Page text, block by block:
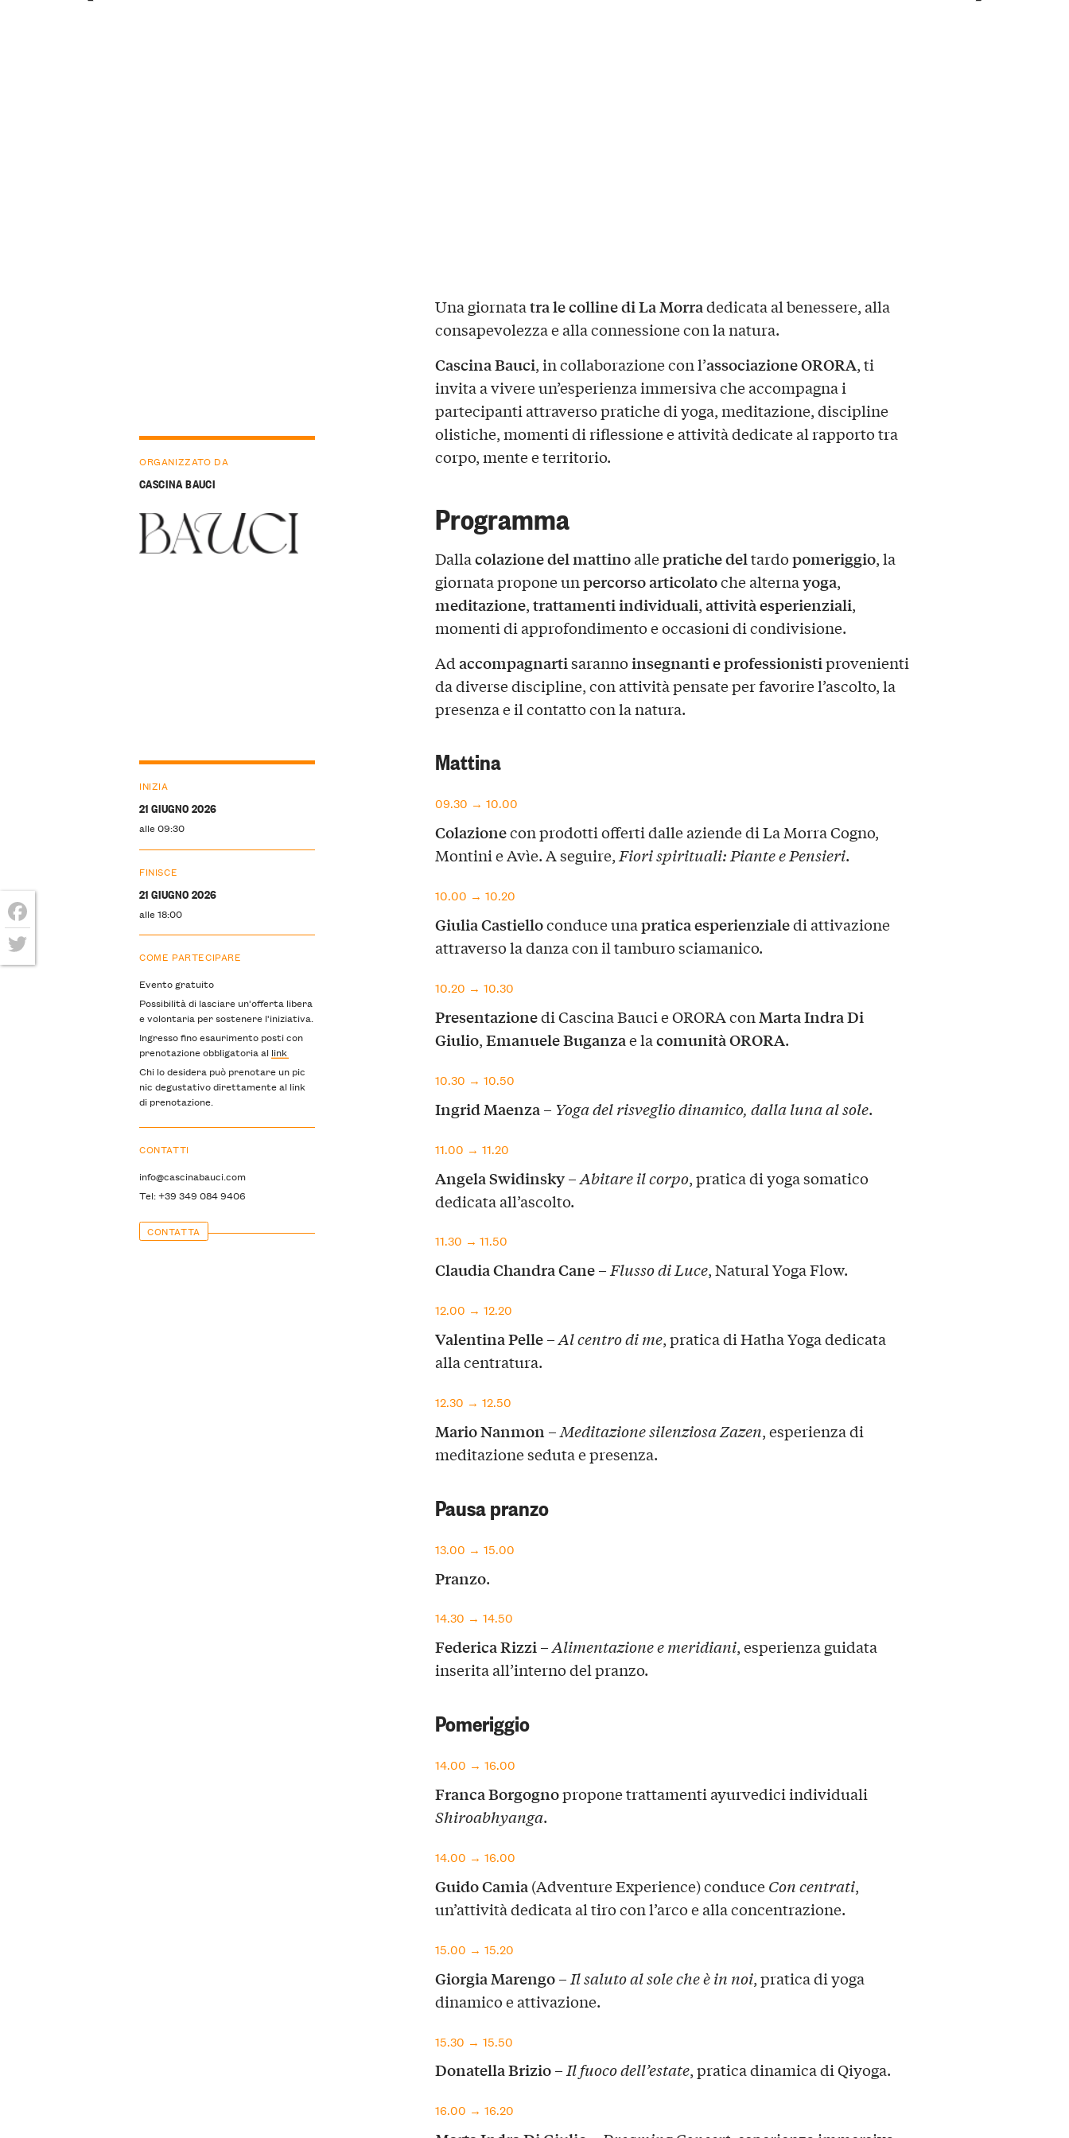
Una giornatatra le colline di La Morradedicata al benessere, alla
consapevolezza e alla connessione con la natura.
Cascina Bauci, in collaborazione con l’associazione ORORA, ti
invita a vivere un’esperienza immersiva che accompagna i
partecipanti attraverso pratiche di yoga, meditazione, discipline
olistiche, momenti di riflessione e attività dedicate al rapporto tra
corpo, mente e territorio.
Programma
Dallacolazione del mattinoallepratiche deltardopomeriggio, la
giornata propone unpercorso articolatoche alternayoga,
meditazione,trattamenti individuali,attività esperienziali,
momenti di approfondimento e occasioni di condivisione.
Ad accompagnartisarannoinsegnanti e professionistiprovenienti
da diverse discipline, con attività pensate per favorire l’ascolto, la
presenza e il contatto con la natura.
Mattina
09.30 → 10.00
Colazionecon prodotti offerti dalle aziende di La Morra Cogno,
Montini e Avìe. A seguire,Fiori spirituali: Piante e Pensieri.
10.00 → 10.20
Giulia Castielloconduce unapratica esperienzialedi attivazione
attraverso la danza con il tamburo sciamanico.
10.20 → 10.30
Presentazionedi Cascina Bauci e ORORA conMarta Indra Di
Giulio,Emanuele Buganzae lacomunità ORORA.
10.30 → 10.50
Ingrid Maenza– Yoga del risveglio dinamico, dalla luna al sole.
11.00 → 11.20
Angela Swidinsky–Abitare il corpo, pratica di yoga somatico
dedicata all’ascolto.
11.30 → 11.50
Claudia Chandra Cane–Flusso di Luce, Natural Yoga Flow.
12.00 → 12.20
Valentina Pelle–Al centro di me, pratica di Hatha Yoga dedicata
alla centratura.
12.30 → 12.50
Mario Nanmon–Meditazione silenziosa Zazen, esperienza di
meditazione seduta e presenza.
Pausa pranzo
13.00 → 15.00
Pranzo.
14.30 → 14.50
Federica Rizzi–Alimentazione e meridiani, esperienza guidata
inserita all’interno del pranzo.
Pomeriggio
14.00 → 16.00
Franca Borgognopropone trattamenti ayurvedici individuali
Shiroabhyanga.
14.00 → 16.00
Guido Camia(Adventure Experience) conduceCon centrati,
un’attività dedicata al tiro con l’arco e alla concentrazione.
15.00 → 15.20
Giorgia Marengo– Il saluto al sole che è in noi, pratica di yoga
dinamico e attivazione.
15.30 → 15.50
Donatella Brizio–Il fuoco dell’estate, pratica dinamica di Qiyoga.
16.00 → 16.20
ORGANIZZATO DA
CASCINA BAUCI
INIZIA
21 GIUGNO 2026
alle 09:30
FINISCE
21 GIUGNO 2026
alle 18:00
COME PARTECIPARE
Evento gratuito
Possibilità di lasciare un'offerta libera
e volontaria per sostenere l'iniziativa.
Ingresso fino esaurimento posti con
prenotazione obbligatoria al link
Chi lo desidera può prenotare un pic
nic degustativo direttamente al link
di prenotazione.
CONTATTI
info@cascinabauci.com
Tel: +39 349 084 9406
CONTATTA
Facebook
Twitter